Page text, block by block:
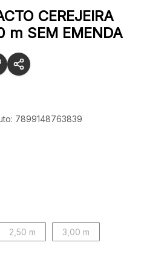
CEREJEIRA
m SEM EMENDA
7899148763839
2,50 m 3,00 m